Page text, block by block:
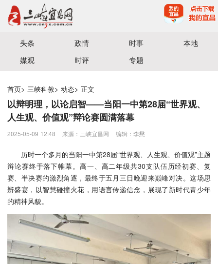
宜昌三峡融媒体中心主办
头条 政情 时事
本地
媒观
时评 专题
首页> 三峡科教> 动态> 正文
以辩明理，以论启智——当阳一中第28届“世界观、
人生观、价值观”辩论赛圆满落幕
2025-05-09 12:48 来源：三峡宜昌网 编辑：李懋
历时一个多月的当阳一中第28届“世界观、人生观、价值观”主题
辩论赛终于落下帷幕。高一、高二年级共30支队伍历经初赛、复
赛、半决赛的激烈角逐，最终于五月三日晚迎来巅峰对决。这场思
辨盛宴，以智慧碰撞火花，用语言传递信念，展现了新时代青少年
的精神风貌。